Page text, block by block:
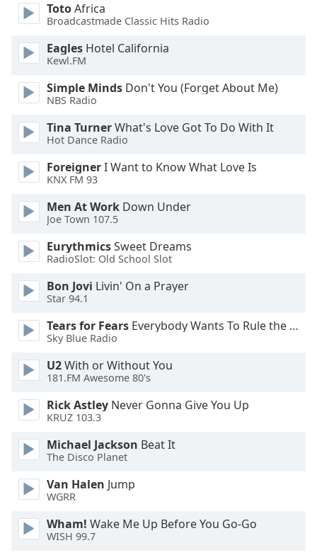
cancel
close
window.
Color
Opacity
Background
Color
Opacity
Caption
Area
Background
Color
Opacity
Font
Edge
Style
TotoAfrica
Broadcastmade Classic Hits Radio
Eagles Hotel California
Kewl.FM
Simple Minds Don't You (Forget About Me)
NBS Radio
Tina TurnerWhat's Love Got To Do With It
Hot Dance Radio
ForeignerI Want to Know What Love Is
KNX FM 93
Men At Work Down Under
Joe Town 107.5
EurythmicsSweet Dreams
RadioSlot: Old School Slot
Bon Jovi Livin' On a Prayer
Star 94.1
Tears for Fears Everybody Wants To Rule the World
Sky Blue Radio
U2With or Without You
181.FM Awesome 80's
Rick Astley Never Gonna Give You Up
KRUZ 103.3
Michael Jackson Beat It
The Disco Planet
Van Halen Jump
WGRR
Wham! Wake Me Up Before You Go-Go
WISH 99.7